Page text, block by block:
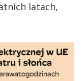
latach,